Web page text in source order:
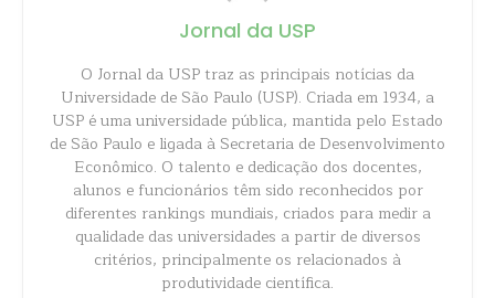
Jornal da USP
O Jornal da USP traz as principais notícias da
Universidade de São Paulo (USP). Criada em 1934, a
USP é uma universidade pública, mantida pelo Estado
de São Paulo e ligada à Secretaria de Desenvolvimento
Econômico. O talento e dedicação dos docentes,
alunos e funcionários têm sido reconhecidos por
diferentes rankings mundiais, criados para medir a
qualidade das universidades a partir de diversos
critérios, principalmente os relacionados à
produtividade científica.